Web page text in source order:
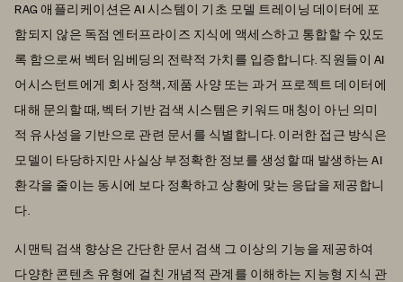
RAG 애플리케이션은 AI 시스템이 기초 모델 트레이닝 데이터에 포
함되지 않은 독점 엔터프라이즈 지식에 액세스하고 통합할 수 있도
록 함으로써 벡터 임베딩의 전략적 가치를 입증합니다. 직원들이 AI
어시스턴트에게 회사 정책, 제품 사양 또는 과거 프로젝트 데이터에
대해 문의할 때, 벡터 기반 검색 시스템은 키워드 매칭이 아닌 의미
적 유사성을 기반으로 관련 문서를 식별합니다. 이러한 접근 방식은
모델이 타당하지만 사실상 부정확한 정보를 생성할 때 발생하는 AI
환각을 줄이는 동시에 보다 정확하고 상황에 맞는 응답을 제공합니
다.
시맨틱 검색 향상은 간단한 문서 검색 그 이상의 기능을 제공하여
다양한 콘텐츠 유형에 걸친 개념적 관계를 이해하는 지능형 지식 관